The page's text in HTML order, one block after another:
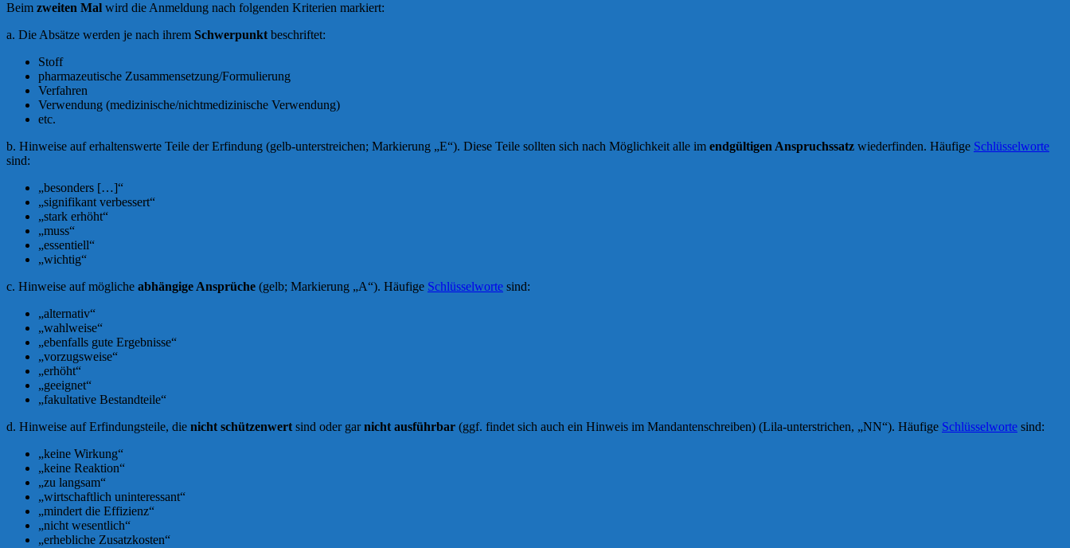
Beim zweiten Mal wird die Anmeldung nach folgenden Kriterien markiert:
a. Die Absätze werden je nach ihrem Schwerpunkt beschriftet:
Stoff
pharmazeutische Zusammensetzung/Formulierung
Verfahren
Verwendung (medizinische/nichtmedizinische Verwendung)
etc.
b. Hinweise auf erhaltenswerte Teile der Erfindung (gelb-unterstreichen; Markierung „E“). Diese Teile sollten sich nach Möglichkeit alle im endgültigen Anspruchssatz wiederfinden. Häufige Schlüsselworte
sind:
„besonders […]“
„signifikant verbessert“
„stark erhöht“
„muss“
„essentiell“
„wichtig“
c. Hinweise auf mögliche abhängige Ansprüche (gelb; Markierung „A“). Häufige Schlüsselworte sind:
„alternativ“
„wahlweise“
„ebenfalls gute Ergebnisse“
„vorzugsweise“
„erhöht“
„geeignet“
„fakultative Bestandteile“
d. Hinweise auf Erfindungsteile, die nicht schützenwert sind oder garnicht ausführbar (ggf. findet sich auch ein Hinweis im Mandantenschreiben) (Lila-unterstrichen, „NN“). Häufige Schlüsselworte sind:
„keine Wirkung“
„keine Reaktion“
„zu langsam“
„wirtschaftlich uninteressant“
„mindert die Effizienz“
„nicht wesentlich“
„erhebliche Zusatzkosten“